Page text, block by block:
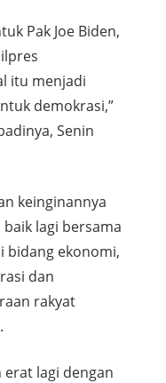
Pak Joe Biden,
itu menjadi
demokrasi,”
Senin
keinginannya
lagi bersama
bidang ekonomi,
dan
rakyat
erat lagi dengan